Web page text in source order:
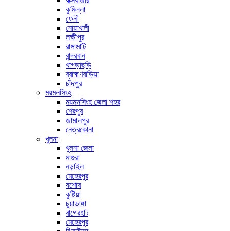
কুমিল্লা
ফেনী
নোয়াখালী
লক্ষীপুর
রাঙ্গামাটি
বান্দরবান
খাগড়াছড়ি
ব্রাহ্মণবাড়িয়া
চাঁদপুর
ময়মনসিংহ
ময়মনসিংহ জেলা শহর
শেরপুর
জামালপুর
নেত্রকোনা
খুলনা
খুলনা জেলা
মাগুরা
নড়াইল
মেহেরপুর
যশোর
কুষ্টিয়া
চুয়াডাঙ্গা
বাগেরহাট
মেহেরপুর